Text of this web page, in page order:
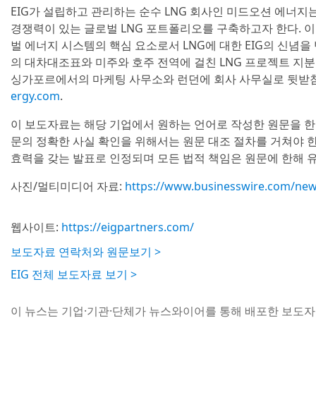
EIG가 설립하고 관리하는 순수 LNG 회사인 미드오션 에너지
경쟁력이 있는 글로벌 LNG 포트폴리오를 구축하고자 한다.
벌 에너지 시스템의 핵심 요소로서 LNG에 대한 EIG의 신념
의 대차대조표와 미주와 호주 전역에 걸친 LNG 프로젝트 지
싱가포르에서의 마케팅 사무소와 런던에 회사 사무실로 뒷
ergy.com.
이 보도자료는 해당 기업에서 원하는 언어로 작성한 원문을
문의 정확한 사실 확인을 위해서는 원문 대조 절차를 거쳐야
효력을 갖는 발표로 인정되며 모든 법적 책임은 원문에 한해
사진/멀티미디어 자료: https://www.businesswire.com/
웹사이트: https://eigpartners.com/
보도자료 연락처와 원문보기 >
EIG 전체 보도자료 보기 >
이 뉴스는 기업·기관·단체가 뉴스와이어를 통해 배포한 보도